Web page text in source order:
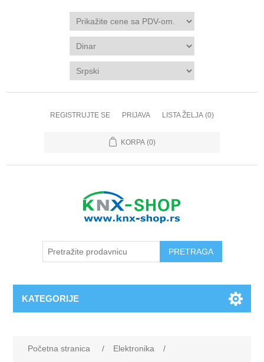
REGISTRUJTE SE PRIJAVA LISTA ŽELJA (0)
KORPA (0)
KATEGORIJE
Početna stranica / Elektronika
/